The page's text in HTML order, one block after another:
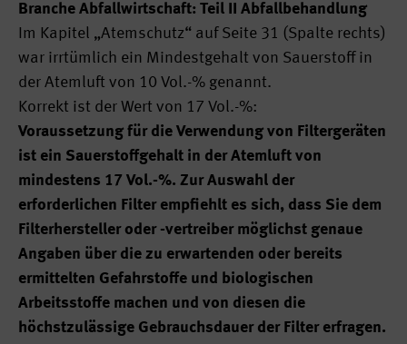
Branche Abfallwirtschaft: Teil II Abfallbehandlung
Im Kapitel „Atemschutz“ auf Seite 31 (Spalte rechts)
war irrtümlich ein Mindestgehalt von Sauerstoff in
der Atemluft von 10 Vol.-% genannt.
Korrekt ist der Wert von 17 Vol.-%:
Voraussetzung für die Verwendung von Filtergeräten
ist ein Sauerstoffgehalt in der Atemluft von
mindestens 17 Vol.-%. Zur Auswahl der
erforderlichen Filter empfiehlt es sich, dass Sie dem
Filterhersteller oder -vertreiber möglichst genaue
Angaben über die zu erwartenden oder bereits
ermittelten Gefahrstoffe und biologischen
Arbeitsstoffe machen und von diesen die
höchstzulässige Gebrauchsdauer der Filter erfragen.